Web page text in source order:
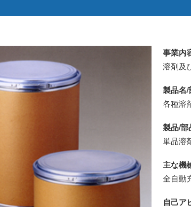
事業内
溶剤及
製品名/
各種溶
製品/
単品溶
主な機
全自動
自己ア